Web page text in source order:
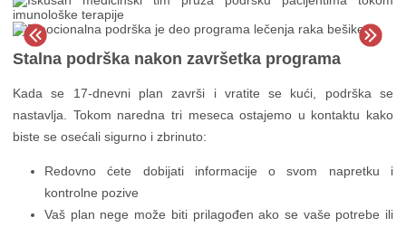
Stalna podrška nakon završetka programa
Kada se 17-dnevni plan završi i vratite se kući, podrška se
nastavlja. Tokom naredna tri meseca ostajemo u kontaktu kako
biste se osećali sigurno i zbrinuto:
Redovno ćete dobijati informacije o svom napretku i
kontrolne pozive
Vaš plan nege može biti prilagođen ako se vaše potrebe ili